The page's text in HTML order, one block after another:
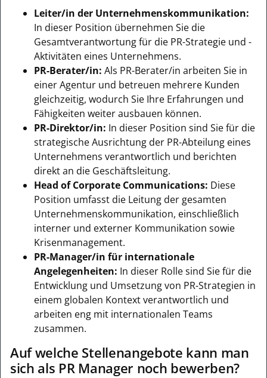
Leiter/in der Unternehmenskommunikation:
In dieser Position übernehmen Sie die
Gesamtverantwortung für die PR-Strategie und -
Aktivitäten eines Unternehmens.
PR-Berater/in: Als PR-Berater/in arbeiten Sie in
einer Agentur und betreuen mehrere Kunden
gleichzeitig, wodurch Sie Ihre Erfahrungen und
Fähigkeiten weiter ausbauen können.
PR-Direktor/in: In dieser Position sind Sie für die
strategische Ausrichtung der PR-Abteilung eines
Unternehmens verantwortlich und berichten
direkt an die Geschäftsleitung.
Head of Corporate Communications: Diese
Position umfasst die Leitung der gesamten
Unternehmenskommunikation, einschließlich
interner und externer Kommunikation sowie
Krisenmanagement.
PR-Manager/in für internationale
Angelegenheiten: In dieser Rolle sind Sie für die
Entwicklung und Umsetzung von PR-Strategien in
einem globalen Kontext verantwortlich und
arbeiten eng mit internationalen Teams
zusammen.
Auf welche Stellenangebote kann man
sich als PR Manager noch bewerben?